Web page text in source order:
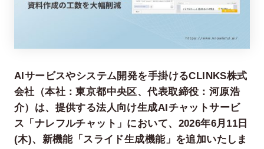
在宅率
66%
2026年7月時点
社員数
1,290
2026年6月時点
AIサービスやシステム開発を手掛けるCLINKS株式
会社（本社：東京都中央区、代表取締役：河原浩
介）は、提供する法人向け生成AIチャットサービ
ス「ナレフルチャット」において、2026年6月11日
(木)、新機能「スライド生成機能」を追加いたしま